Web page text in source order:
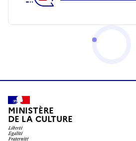
MINISTÈRE
DE LA CULTURE